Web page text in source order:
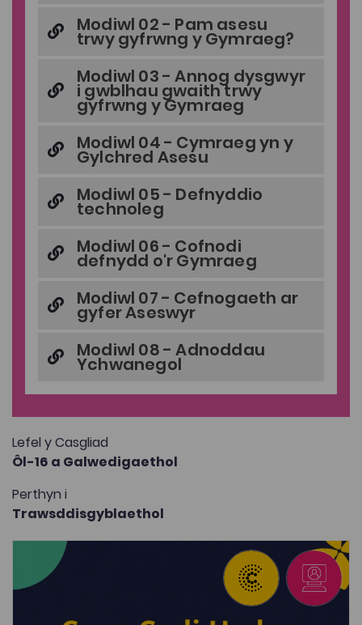
Modiwl 02 - Pam asesu
trwy gyfrwng y Gymraeg?
Modiwl 03 - Annog dysgwyr
i gwblhau gwaith trwy
gyfrwng y Gymraeg
Modiwl 04 - Cymraeg yn y
Gylchred Asesu
Modiwl 05 - Defnyddio
technoleg
Modiwl 06 - Cofnodi
defnydd o'r Gymraeg
Modiwl 07 - Cefnogaeth ar
gyfer Aseswyr
Modiwl 08 - Adnoddau
Ychwanegol
Lefel y Casgliad
Ôl-16 a Galwedigaethol
Perthyn i
Trawsddisgyblaethol